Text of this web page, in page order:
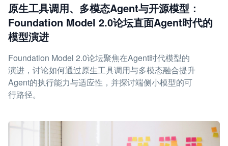
原生工具调用、多模态Agent与开源模型：
Foundation Model 2.0论坛直面Agent时代的
模型演进
Foundation Model 2.0论坛聚焦在Agent时代模型的
演进，讨论如何通过原生工具调用与多模态融合提升
Agent的执行能力与适应性，并探讨端侧小模型的可
行路径。